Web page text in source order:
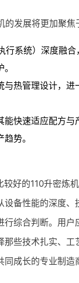
发展将更加聚焦
行系统）深度融
与热管理设计，进
能快速适应配方与
势。
较好的110升密炼
设备性能的深度、
行综合判断。用户
那些技术扎实、工
成长的专业制造